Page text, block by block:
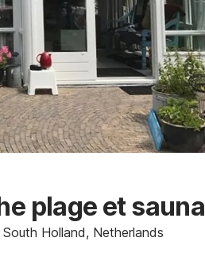
plage et sauna
Holland, Netherlands